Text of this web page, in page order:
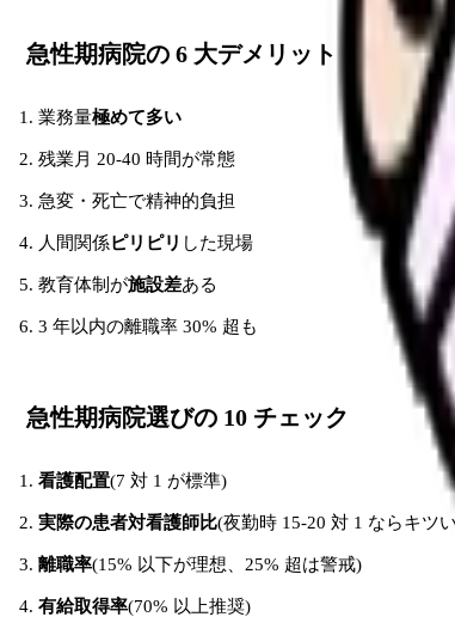
急性期病院の 6 大デメリット
業務量極めて多い
残業月 20-40 時間が常態
急変・死亡で精神的負担
人間関係ピリピリ した現場
教育体制が施設差ある
3 年以内の離職率 30% 超も
急性期病院選びの 10 チェック
看護配置(7 対 1 が標準)
実際の患者対看護師比(夜勤時 15-20 対 1 ならキツ
離職率(15% 以下が理想、25% 超は警戒)
有給取得率(70% 以上推奨)